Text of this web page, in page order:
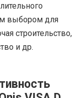
выбором для
строительство,
и др.